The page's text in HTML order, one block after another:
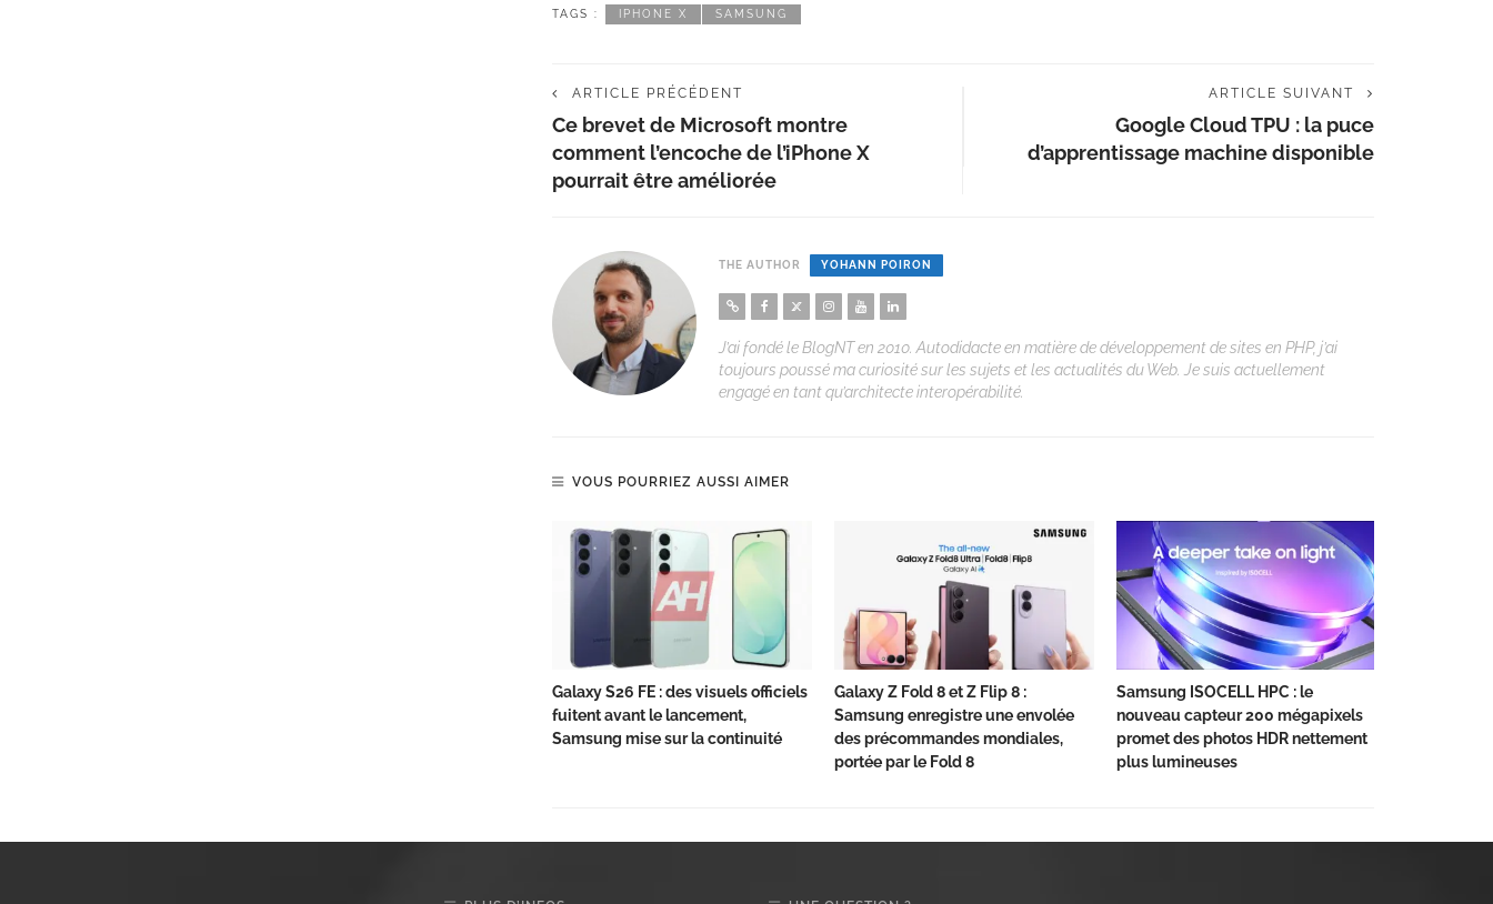
TAGS : IPHONE X SAMSUNG
ARTICLE PRÉCÉDENT
Ce brevet de Microsoft montre
comment l’encoche de l’iPhone X
pourrait être améliorée
ARTICLE SUIVANT
Google Cloud TPU : la puce
d’apprentissage machine disponible
THE AUTHOR YOHANN POIRON
J’ai fondé le BlogNT en 2010. Autodidacte en matière de développement de sites en PHP, j’ai
toujours poussé ma curiosité sur les sujets et les actualités du Web. Je suis actuellement
engagé en tant qu’architecte interopérabilité.
VOUS POURRIEZ AUSSI AIMER
Galaxy S26 FE : des visuels officiels
fuitent avant le lancement,
Samsung mise sur la continuité
Galaxy Z Fold 8 et Z Flip 8 :
Samsung enregistre une envolée
des précommandes mondiales,
portée par le Fold 8
Samsung ISOCELL HPC : le
nouveau capteur 200 mégapixels
promet des photos HDR nettement
plus lumineuses